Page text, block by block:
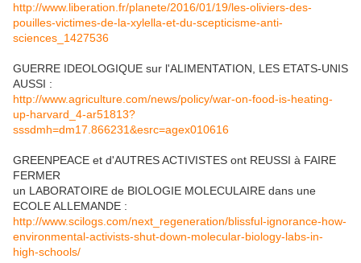
http://www.liberation.fr/planete/2016/01/19/les-oliviers-des-
pouilles-victimes-de-la-xylella-et-du-scepticisme-anti-
sciences_1427536
GUERRE IDEOLOGIQUE sur l'ALIMENTATION, LES ETATS-UNIS
AUSSI :
http://www.agriculture.com/news/policy/war-on-food-is-heating-
up-harvard_4-ar51813?
sssdmh=dm17.866231&esrc=agex010616
GREENPEACE et d'AUTRES ACTIVISTES ont REUSSI à FAIRE
FERMER
un LABORATOIRE de BIOLOGIE MOLECULAIRE dans une
ECOLE ALLEMANDE :
http://www.scilogs.com/next_regeneration/blissful-ignorance-how-
environmental-activists-shut-down-molecular-biology-labs-in-
high-schools/